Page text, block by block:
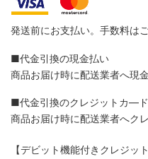
発送前にお支払い。手数料は
■代金引換の現金払い
商品お届け時に配送業者へ現
■代金引換のクレジットカ―
商品お届け時に配送業者へク
【デビット機能付きクレジッ